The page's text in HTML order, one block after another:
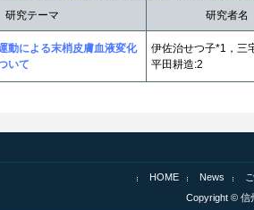
研究テーマ 研究者名
動による末梢皮膚血液変化
いて
伊佐治せつ子*1，三
平田耕造:2
HOME News
Copyright © 信